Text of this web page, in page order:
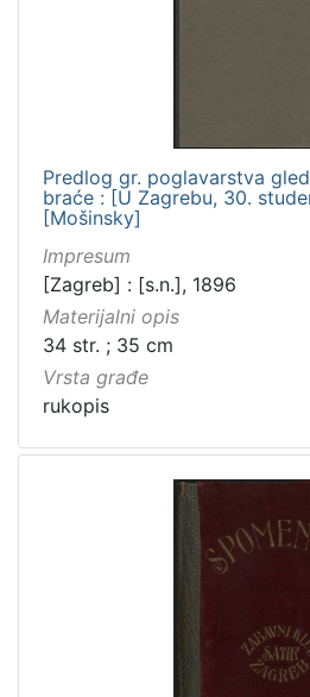
Predlog gr. poglavarstva
braće : [U Zagrebu, 30.
[Mošinsky]
Impresum
[Zagreb] : [s.n.], 1896
Materijalni opis
34 str. ; 35 cm
Vrsta građe
rukopis